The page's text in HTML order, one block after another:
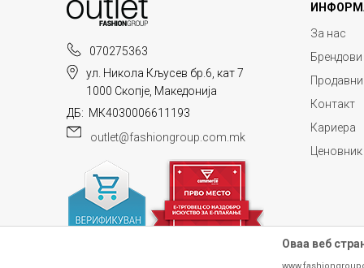
070275363
ул. Никола Кљусев бр.6, кат 7
1000 Скопје, Македонија
ДБ: МК4030006611193
outlet@fashiongroup.com.mk
За нас
Брендови
Контакт
Кариера
Ценовник
Оваа веб